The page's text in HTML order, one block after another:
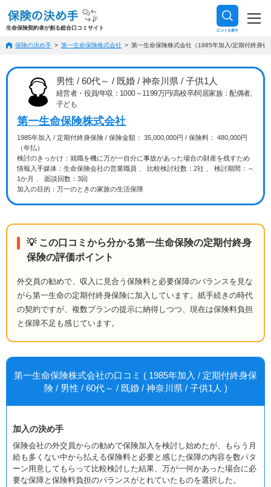
生命保険契約者が創る総合口コミサイト 口コミを探す
保険の決め手 第一生命保険株式会社 第一生命保険株式会社（1985年加入/定期付終身
男性 / 60代～ / 既婚 / 神奈川県 / 子供1人
経営者・役員/年収：1000～1199万円/高校卒/同居家族：配偶者,
子ども
第一生命保険株式会社
1985年加入 / 定期付終身保険 / 保険金額： 35,000,000円 / 保険料： 480,000円
（年払）
検討のきっかけ：就職を機に万が一自分に事故があった場合の財産を残すため
情報入手媒体：生命保険会社の営業職員 、 比較検討社数：2社 、 検討期間：～
1か月 、 面談回数：3回
加入の目的：万一のときの家族の生活保障
💡 この口コミから分かる第一生命保険の定期付終身
保険の評価ポイント
外交員の勧めで、収入に見合う保険料と必要保障のバランスを見な
がら第一生命の定期付終身保険に加入しています。紙手続きの時代
の契約ですが、複数プランの提示に納得しつつ、現在は保険料負担
と保障不足も感じています。
第一生命保険株式会社の口コミ ( 1985年加入 / 定期付終身保
険 / 男性 / 60代～ / 既婚 / 神奈川県 / 子供1人 )
加入の決め手
保険会社の外交員からの勧めで保険加入を検討し始めたが、もらう月
給も多くない中から払える保険料と必要と感じた保障の内容を数パタ
ーン用意してもらって比較検討した結果、万が一何かあった場合に必
要な保障と保険料負担のバランスがとれていたものを選択した。